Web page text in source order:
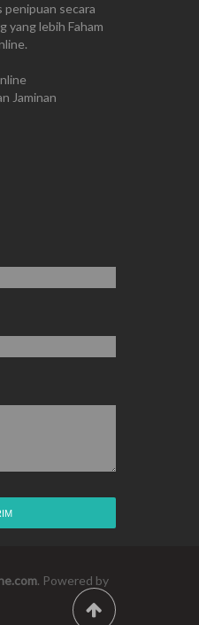
penipuan secara
yang lebih Faham
Jaminan
. Powered by